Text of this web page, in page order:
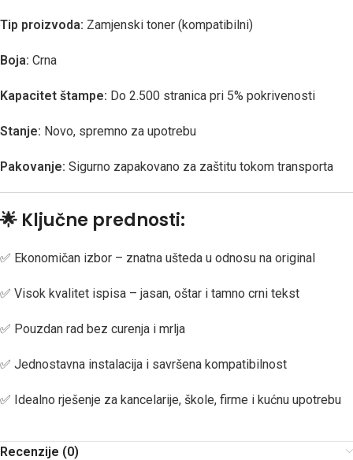
Tip proizvoda: Zamjenski toner (kompatibilni)
Boja: Crna
Kapacitet štampe: Do 2.500 stranica pri 5% pokrivenosti
Stanje: Novo, spremno za upotrebu
Pakovanje: Sigurno zapakovano za zaštitu tokom transporta
🌟 Ključne prednosti:
✅ Ekonomičan izbor – znatna ušteda u odnosu na original
✅ Visok kvalitet ispisa – jasan, oštar i tamno crni tekst
✅ Pouzdan rad bez curenja i mrlja
✅ Jednostavna instalacija i savršena kompatibilnost
✅ Idealno rješenje za kancelarije, škole, firme i kućnu upotrebu
Recenzije (0)